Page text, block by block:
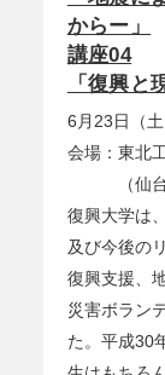
からー」
講座04
「復興と
6月23日（
会場：東北
（仙台市
復興大学は
及び今後の
復興支援、
災害ボラン
た。平成30